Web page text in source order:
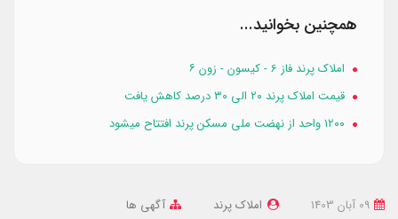
همچنین بخوانید...
املاک پرند فاز 6 - کیسون - زون ۶
قیمت املاک پرند ۲۰ الی ۳۰ درصد کاهش یافت
املاک پرند
آگهی ها